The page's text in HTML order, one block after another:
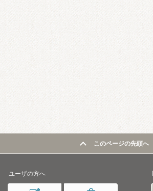
このページの先頭へ
ユーザの方へ